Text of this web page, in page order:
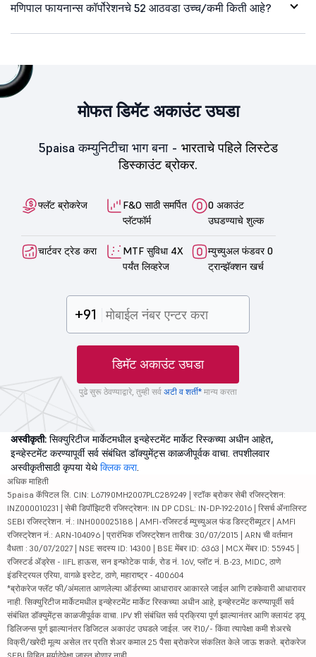
मणिपाल फायनान्स कॉर्पोरेशनचे 52 आठवडा उच्च/कमी किती आहे?
मोफत डिमॅट अकाउंट उघडा
5paisa कम्युनिटीचा भाग बना - भारताचे पहिले लिस्टेड
डिस्काउंट ब्रोकर.
फ्लॅट ब्रोकरेज
F&O साठी समर्पित
प्लॅटफॉर्म
0 अकाउंट
उघडण्याचे शुल्क
चार्टवर ट्रेड करा
MTF सुविधा 4X
पर्यंत लिव्हरेज
म्युच्युअल फंडवर 0
ट्रान्झॅक्शन खर्च
+91
डिमॅट अकाउंट उघडा
पुढे सुरू ठेवण्याद्वारे, तुम्ही सर्व अटी व शर्ती* मान्य करता
अस्वीकृती: सिक्युरिटीज मार्केटमधील इन्व्हेस्टमेंट मार्केट रिस्कच्या अधीन आहेत,
इन्व्हेस्टमेंट करण्यापूर्वी सर्व संबंधित डॉक्युमेंट्स काळजीपूर्वक वाचा. तपशीलवार
अस्वीकृतीसाठी कृपया येथेक्लिक करा.
अधिक माहिती
5paisa कॅपिटल लि. CIN: L67190MH2007PLC289249 | स्टॉक ब्रोकर सेबी रजिस्ट्रेशन:
INZ000010231 | सेबी डिपॉझिटरी रजिस्ट्रेशन: IN DP CDSL: IN-DP-192-2016 | रिसर्च ॲनालिस्ट
SEBI रजिस्ट्रेशन. नं.: INH000025188 | AMFI-रजिस्टर्ड म्युच्युअल फंड डिस्ट्रीब्यूटर | AMFI
रजिस्ट्रेशन नं.: ARN-104096 | प्रारंभिक रजिस्ट्रेशन तारीख: 30/07/2015 | ARN ची वर्तमान
वैधता : 30/07/2027 | NSE सदस्य ID: 14300 | BSE मेंबर ID: 6363 | MCX मेंबर ID: 55945 |
रजिस्टर्ड ॲड्रेस - IIFL हाऊस, सन इन्फोटेक पार्क, रोड नं. 16V, प्लॉट नं. B-23, MIDC, ठाणे
इंडस्ट्रियल एरिया, वागळे इस्टेट, ठाणे, महाराष्ट्र - 400604
*ब्रोकरेज फ्लॅट फी/अंमलात आणलेल्या ऑर्डरच्या आधारावर आकारले जाईल आणि टक्केवारी आधारावर
नाही. सिक्युरिटीज मार्केटमधील इन्व्हेस्टमेंट मार्केट रिस्कच्या अधीन आहे, इन्व्हेस्टमेंट करण्यापूर्वी सर्व
संबंधित डॉक्युमेंट्स काळजीपूर्वक वाचा. IPV शी संबंधित सर्व प्रक्रिया पूर्ण झाल्यानंतर आणि क्लायंट ड्यू
डिलिजन्स पूर्ण झाल्यानंतर डिजिटल अकाउंट उघडले जाईल. जर ₹10/- किंवा त्यापेक्षा कमी शेअरचे
विक्री/खरेदी मूल्य असेल तर प्रति शेअर कमाल 25 पैसा ब्रोकरेज संकलित केले जाऊ शकते. ब्रोकरेज